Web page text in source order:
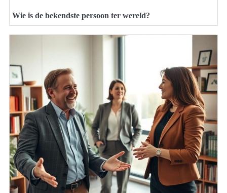
Wie is de bekendste persoon ter wereld?